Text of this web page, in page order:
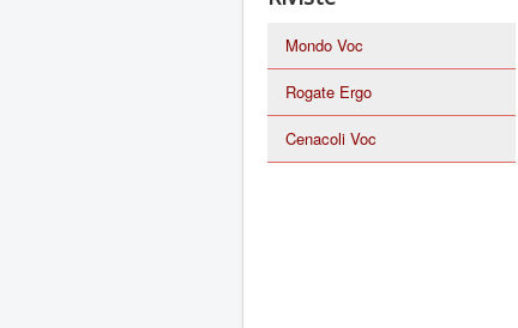
Mondo Voc
Rogate Ergo
Cenacoli Voc